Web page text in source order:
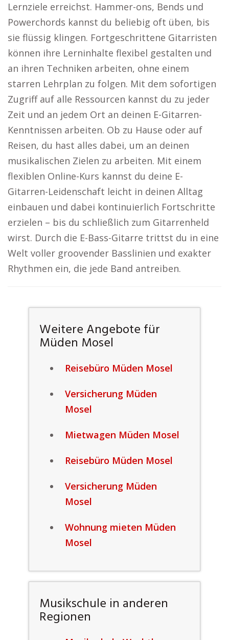
Lernziele erreichst. Hammer-ons, Bends und
Powerchords kannst du beliebig oft üben, bis
sie flüssig klingen. Fortgeschrittene Gitarristen
können ihre Lerninhalte flexibel gestalten und
an ihren Techniken arbeiten, ohne einem
starren Lehrplan zu folgen. Mit dem sofortigen
Zugriff auf alle Ressourcen kannst du zu jeder
Zeit und an jedem Ort an deinen E-Gitarren-
Kenntnissen arbeiten. Ob zu Hause oder auf
Reisen, du hast alles dabei, um an deinen
musikalischen Zielen zu arbeiten. Mit einem
flexiblen Online-Kurs kannst du deine E-
Gitarren-Leidenschaft leicht in deinen Alltag
einbauen und dabei kontinuierlich Fortschritte
erzielen – bis du schließlich zum Gitarrenheld
wirst. Durch die E-Bass-Gitarre trittst du in eine
Welt voller groovender Basslinien und exakter
Rhythmen ein, die jede Band antreiben.
Weitere Angebote für
Müden Mosel
Reisebüro Müden Mosel
Versicherung Müden
Mosel
Mietwagen Müden Mosel
Reisebüro Müden Mosel
Versicherung Müden
Mosel
Wohnung mieten Müden
Mosel
Musikschule in anderen
Regionen